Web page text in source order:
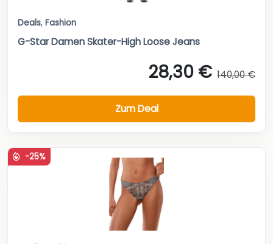
Deals, Fashion
G-Star Damen Skater-High Loose Jeans
28,30 € 140,00 €
Zum Deal
-25%